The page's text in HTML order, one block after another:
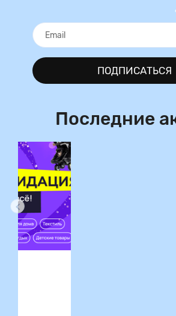
ПОДПИСАТЬСЯ
Последние